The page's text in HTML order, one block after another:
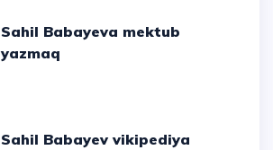
Sahil Babayeva mektub
yazmaq
Sahil Babayev vikipediya